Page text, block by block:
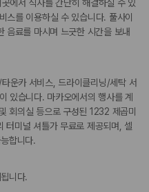
에서 식사를 간단히 해결하실 수 있
를 이용하실 수 있습니다. 풀사이
음료를 마시며 느긋한 시간을 보내
운카 서비스, 드라이클리닝/세탁 서
있습니다. 마카오에서의 행사를 계
회의실 등으로 구성된 1232 제곱미
터미널 셔틀가 무료로 제공되며, 셀
합니다.
니다.